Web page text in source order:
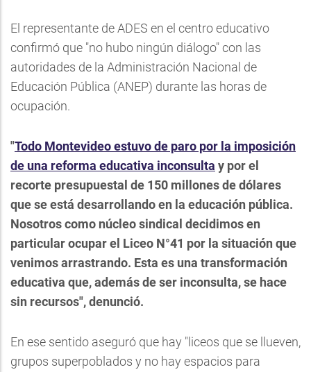
El representante de ADES en el centro educativo
confirmó que "no hubo ningún diálogo" con las
autoridades de la Administración Nacional de
Educación Pública (ANEP) durante las horas de
ocupación.
"Todo Montevideo estuvo de paro por la imposición
de una reforma educativa inconsulta y por el
recorte presupuestal de 150 millones de dólares
que se está desarrollando en la educación pública.
Nosotros como núcleo sindical decidimos en
particular ocupar el Liceo N°41 por la situación que
venimos arrastrando. Esta es una transformación
educativa que, además de ser inconsulta, se hace
sin recursos", denunció.
En ese sentido aseguró que hay "liceos que se llueven,
grupos superpoblados y no hay espacios para